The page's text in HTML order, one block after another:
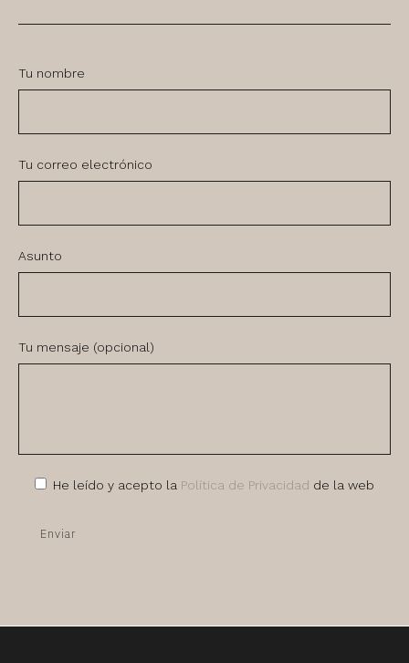
Tu nombre
Tu correo electrónico
Asunto
Tu mensaje (opcional)
He leído y acepto la Política de Privacidad de la web